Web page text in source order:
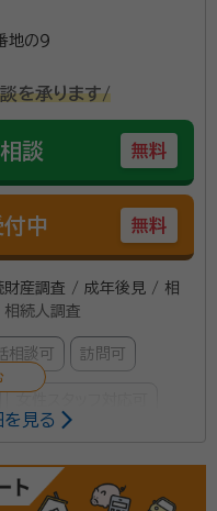
地の９
談を承ります/
談 無料
中 無料
産調査 / 成年後見 / 相
続人調査
相談可 訪問可
士・介護福祉士・終活カウン
見る